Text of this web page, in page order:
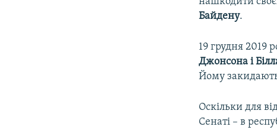
Байдену.
19 грудня 2019
Джонсона і
Йому
Оскільки для
Сенаті – в